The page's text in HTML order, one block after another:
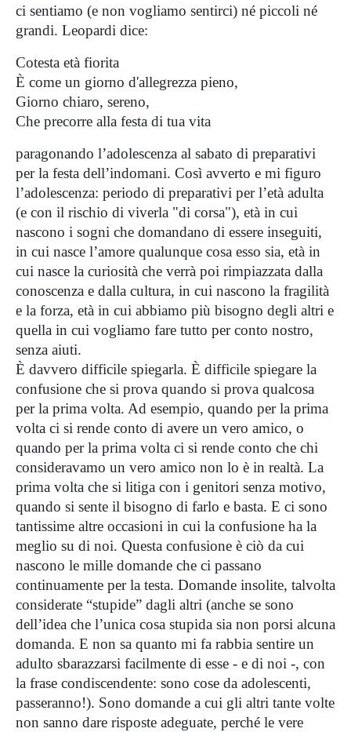
ci sentiamo (e non vogliamo sentirci) né piccoli né
grandi. Leopardi dice:
Cotesta età fiorita
È come un giorno d'allegrezza pieno,
Giorno chiaro, sereno,
Che precorre alla festa di tua vita
paragonando l’adolescenza al sabato di preparativi
per la festa dell’indomani. Così avverto e mi figuro
l’adolescenza: periodo di preparativi per l’età adulta
(e con il rischio di viverla "di corsa"), età in cui
nascono i sogni che domandano di essere inseguiti,
in cui nasce l’amore qualunque cosa esso sia, età in
cui nasce la curiosità che verrà poi rimpiazzata dalla
conoscenza e dalla cultura, in cui nascono la fragilità
e la forza, età in cui abbiamo più bisogno degli altri e
quella in cui vogliamo fare tutto per conto nostro,
senza aiuti.
È davvero difficile spiegarla. È difficile spiegare la
confusione che si prova quando si prova qualcosa
per la prima volta. Ad esempio, quando per la prima
volta ci si rende conto di avere un vero amico, o
quando per la prima volta ci si rende conto che chi
consideravamo un vero amico non lo è in realtà. La
prima volta che si litiga con i genitori senza motivo,
quando si sente il bisogno di farlo e basta. E ci sono
tantissime altre occasioni in cui la confusione ha la
meglio su di noi. Questa confusione è ciò da cui
nascono le mille domande che ci passano
continuamente per la testa. Domande insolite, talvolta
considerate “stupide” dagli altri (anche se sono
dell’idea che l’unica cosa stupida sia non porsi alcuna
domanda. E non sa quanto mi fa rabbia sentire un
adulto sbarazzarsi facilmente di esse - e di noi -, con
la frase condiscendente: sono cose da adolescenti,
passeranno!). Sono domande a cui gli altri tante volte
non sanno dare risposte adeguate, perché le vere